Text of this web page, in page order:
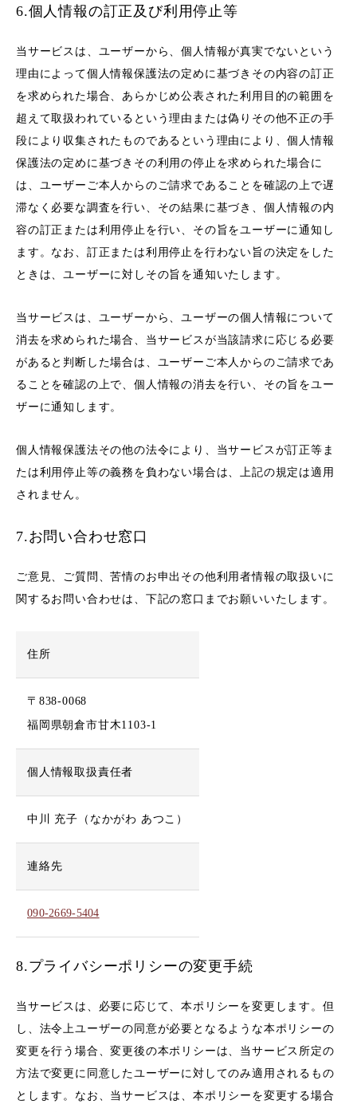
6.個人情報の訂正及び利用停止等
当サービスは、ユーザーから、個人情報が真実でないという
理由によって個人情報保護法の定めに基づきその内容の訂正
を求められた場合、あらかじめ公表された利用目的の範囲を
超えて取扱われているという理由または偽りその他不正の手
段により収集されたものであるという理由により、個人情報
保護法の定めに基づきその利用の停止を求められた場合に
は、ユーザーご本人からのご請求であることを確認の上で遅
滞なく必要な調査を行い、その結果に基づき、個人情報の内
容の訂正または利用停止を行い、その旨をユーザーに通知し
ます。なお、訂正または利用停止を行わない旨の決定をした
ときは、ユーザーに対しその旨を通知いたします。
当サービスは、ユーザーから、ユーザーの個人情報について
消去を求められた場合、当サービスが当該請求に応じる必要
があると判断した場合は、ユーザーご本人からのご請求であ
ることを確認の上で、個人情報の消去を行い、その旨をユー
ザーに通知します。
個人情報保護法その他の法令により、当サービスが訂正等ま
たは利用停止等の義務を負わない場合は、上記の規定は適用
されません。
7.お問い合わせ窓口
ご意見、ご質問、苦情のお申出その他利用者情報の取扱いに
関するお問い合わせは、下記の窓口までお願いいたします。
住所
〒838-0068
福岡県朝倉市甘木1103-1
個人情報取扱責任者
中川 充子（なかがわ あつこ）
連絡先
090-2669-5404
8.プライバシーポリシーの変更手続
当サービスは、必要に応じて、本ポリシーを変更します。但
し、法令上ユーザーの同意が必要となるような本ポリシーの
変更を行う場合、変更後の本ポリシーは、当サービス所定の
方法で変更に同意したユーザーに対してのみ適用されるもの
とします。なお、当サービスは、本ポリシーを変更する場合